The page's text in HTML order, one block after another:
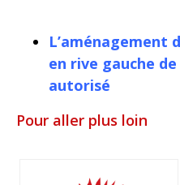
L’aménagement
en rive gauche
autorisé
Pour aller plus loin